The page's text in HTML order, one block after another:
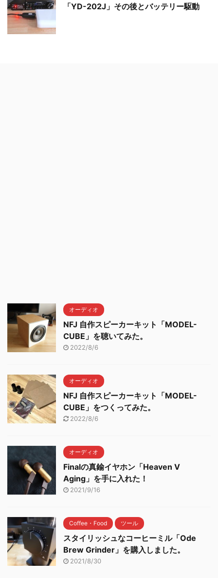
「YD-202J」その後とバッテリー駆動
オーディオ
NFJ 自作スピーカーキット「MODEL-
CUBE」を聴いてみた。
2022/8/6
オーディオ
NFJ 自作スピーカーキット「MODEL-
CUBE」をつくってみた。
2022/8/6
オーディオ
Finalの真鍮イヤホン「Heaven V
Aging」を手に入れた！
2021/9/16
Coffee・Food ツール
スタイリッシュなコーヒーミル「Ode
Brew Grinder」を購入しました。
2021/8/30